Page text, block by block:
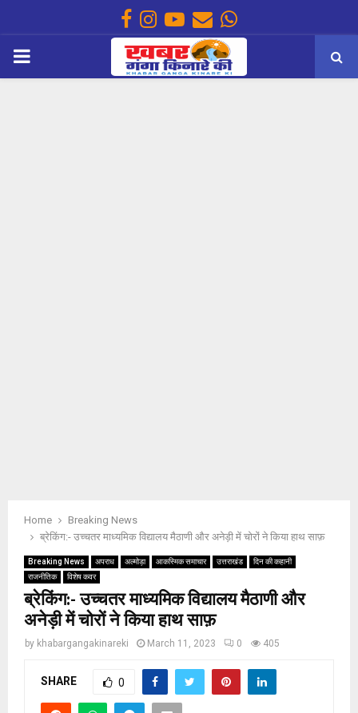
Facebook
Instagram
Youtube
EmailWhatsapp
PRIMARY
Home
Breaking News
ब्रेकिंग:- उच्चतर माध्यमिक विद्यालय मैठाणी और अनेड़ी में चोरों ने किया हाथ साफ़
Breaking News अपराध अल्मोड़ा आकस्मिक समाचार उत्तराखंड
दिन की कहानी
राजनीतिक
विशेष कवर
ब्रेकिंग:- उच्चतर माध्यमिक विद्यालय मैठाणी और
अनेड़ी में चोरों ने किया हाथ साफ़
by khabargangakinareki March 11, 2023 0 405
SHARE 0